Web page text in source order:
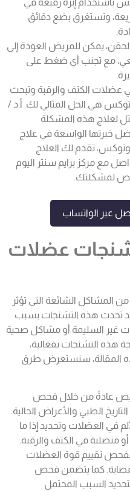
باستخدام إبرة رفيعة في
وتستغرق بضع دقائق
يمكن للمريض العودة إلى
مع تجنب أي ضغط على
عضلات الكتف والرقبة وتبحث
هي الحل المثالي لك. أ.د /
لعلاج هذه المشكلة
خبرتها الواسعة في علاج
تقدم لك العلاج
مع مركز برايم سنتر اليوم
لمشكلتك.
عبر الواتساب
عضلات
المشاكل الشائعة التي تؤثر
قد تحدث هذه التشنجات بسبب
غير السليمة أو مشاكل صحية
هذه التشنجات بفعالية،
المقالة، سنستعرض طرق
عادةً من خلال فحص
الطبي والأعراض الحالية.
في العضلات وتحديد إذا ما
في الكتف والرقبة.
تقييم قوة العضلات
كما يتضمن فحص
السبب المحتمل